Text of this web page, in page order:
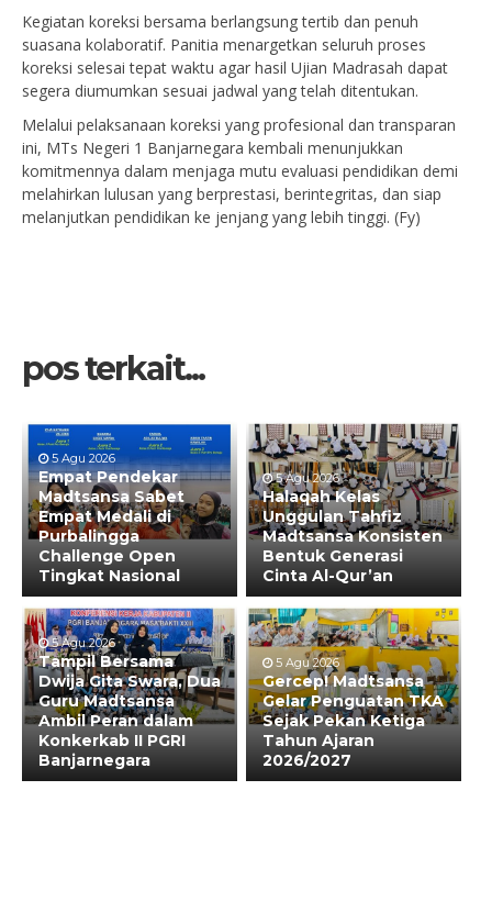
Kegiatan koreksi bersama berlangsung tertib dan penuh
suasana kolaboratif. Panitia menargetkan seluruh proses
koreksi selesai tepat waktu agar hasil Ujian Madrasah dapat
segera diumumkan sesuai jadwal yang telah ditentukan.
Melalui pelaksanaan koreksi yang profesional dan transparan
ini, MTs Negeri 1 Banjarnegara kembali menunjukkan
komitmennya dalam menjaga mutu evaluasi pendidikan demi
melahirkan lulusan yang berprestasi, berintegritas, dan siap
melanjutkan pendidikan ke jenjang yang lebih tinggi. (Fy)
pos terkait...
5 Agu 2026
Empat Pendekar
Madtsansa Sabet
Empat Medali di
Purbalingga
Challenge Open
Tingkat Nasional
5 Agu 2026
Halaqah Kelas
Unggulan Tahfiz
Madtsansa Konsisten
Bentuk Generasi
Cinta Al-Qur’an
5 Agu 2026
Tampil Bersama
Dwija Gita Swara, Dua
Guru Madtsansa
Ambil Peran dalam
Konkerkab II PGRI
Banjarnegara
5 Agu 2026
Gercep! Madtsansa
Gelar Penguatan TKA
Sejak Pekan Ketiga
Tahun Ajaran
2026/2027